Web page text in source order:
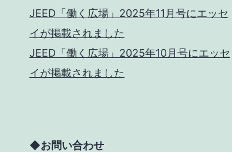
JEED「働く広場」2025年11月号にエッセ
イが掲載されました
JEED「働く広場」2025年10月号にエッセ
イが掲載されました
◆お問い合わせ